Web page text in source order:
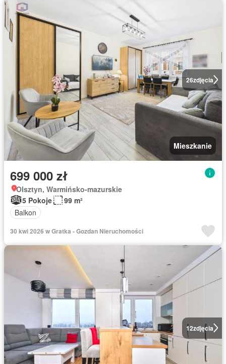
26zdjęcia
Mieszkanie
699 000 zł
Olsztyn, Warmińsko-mazurskie
5 Pokoje
99 m²
Balkon
30 kwi 2026 w Gratka - Gozdan Nieruchomości
12zdjęcia